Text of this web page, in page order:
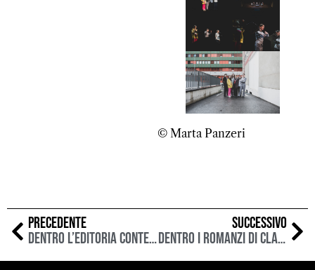
© Marta Panzeri
PRECEDENTE
Dentro l’editoria contemporanea: il ruolo dell’agente letteraria
SUCCESSIVO
Dentro i romanzi di Clara Usón: la letteratura come indagine dell’essere umano